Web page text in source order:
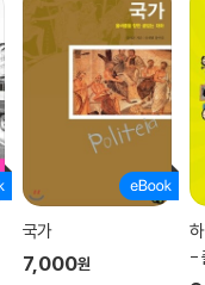
모에게 어떻게 설명해야
줄 수 있을까요?
을까요?
가요?
?
수 있을까요?
제를 해결하게 도와야 한
폭력이 발생할 경우 교사,
려 문제를 더 악화시키는
부모가 가해 학생을 만나
고를 주면, 가해 학생이
다. 도리어 가해 학생뿐
해 학생은 부모가 문제 해
는 분석이다. 피해 학생
하고 말이다. 그러므로
롭힘 문제 해결에 전혀
국가
7,000원
-